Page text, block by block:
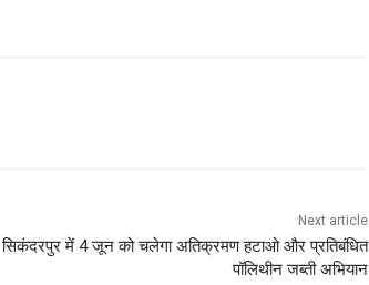
Next article
सिकंदरपुर में 4 जून को चलेगा अतिक्रमण हटाओ और प्रतिबंधित
पॉलिथीन जब्ती अभियान